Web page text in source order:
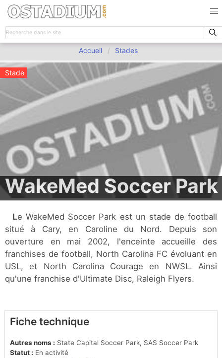
Accueil Stades
Stade
WakeMed Soccer Park
Le WakeMed Soccer Park est un stade de football
situé à Cary, en Caroline du Nord. Depuis son
ouverture en mai 2002, l'enceinte accueille des
franchises de football, North Carolina FC évoluant en
USL, et North Carolina Courage en NWSL. Ainsi
qu'une franchise d'Ultimate Disc, Raleigh Flyers.
Fiche technique
Autres noms : State Capital Soccer Park, SAS Soccer Park
Statut : En activité